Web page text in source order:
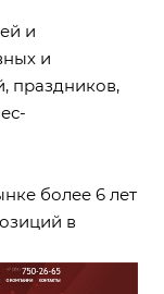
и
и
праздников,
более 6 лет
в